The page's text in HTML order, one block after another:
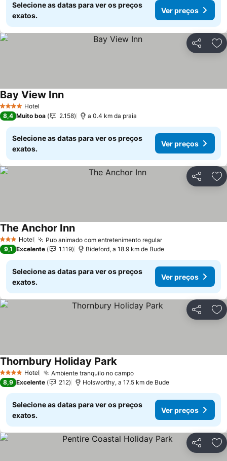
Selecione as datas para ver os preços
exatos.
Ver preços
Partilhar
4 EstrelasHotel
Bay View Inn
8,4 Muito boa 2.158 a 0.4 km da praia
Selecione as datas para ver os preços
exatos.
Ver preços
Partilhar
3 EstrelasHotel Pub animado com entretenimento regular
The Anchor Inn
9,1 Excelente 1.119 Bideford, a 18.9 km de Bude
Selecione as datas para ver os preços
exatos.
Ver preços
Partilhar
4 EstrelasHotel Ambiente tranquilo no campo
Thornbury Holiday Park
8,9 Excelente 212 Holsworthy, a 17.5 km de Bude
Selecione as datas para ver os preços
exatos.
Ver preços
Partilhar